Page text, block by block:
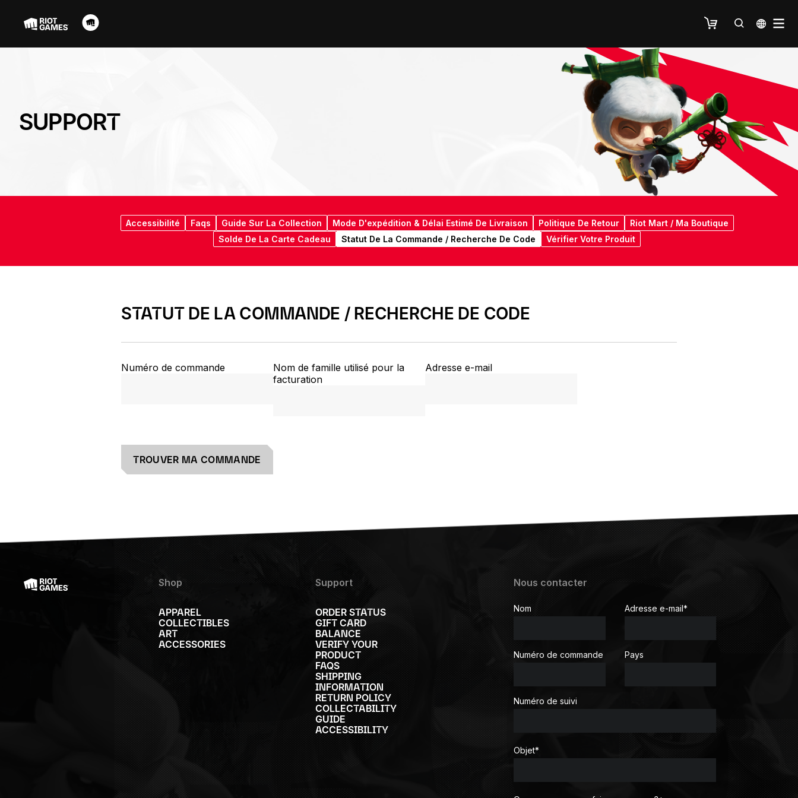
SUPPORT
Accessibilité Faqs Guide Sur La Collection Mode D'expédition & Délai Estimé De Livraison Politique De Retour
Riot Mart / Ma Boutique
Solde De La Carte Cadeau
Statut De La Commande / Recherche De Code Vérifier Votre Produit
STATUT DE LA COMMANDE / RECHERCHE DE CODE
Numéro de commande
Nom de famille utilisé pour la
facturation
Adresse e-mail
TROUVER MA COMMANDE
Shop
APPAREL
COLLECTIBLES
ART
ACCESSORIES
Support
ORDER STATUS
GIFT CARD
BALANCE
VERIFY YOUR
PRODUCT
FAQS
SHIPPING
INFORMATION
RETURN POLICY
COLLECTABILITY
GUIDE
ACCESSIBILITY
Nous contacter
Nom Adresse e-mail*
Numéro de commande Pays
Numéro de suivi
Objet*